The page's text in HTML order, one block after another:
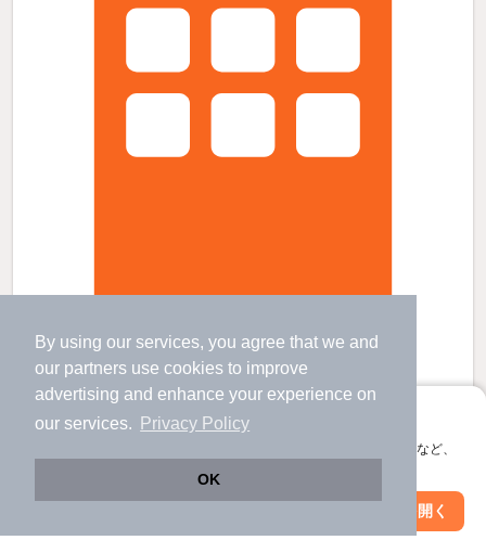
By using our services, you agree that we and
our partners use cookies to improve
advertising and enhance your experience on
our services.
Privacy Policy
OK
アプリに切り替えて、サクサクお部屋探し
会員登録なしですぐ使える。マップ検索やお気に入り保存など、
アプリを開く
すべての写真
呼続駅 歩2分 （名鉄本線）
妙音通駅 歩7 分 （名城線）
分 （桜通線）
ほか3駅（徒歩20分圏内）
愛知県名古屋市南区呼続1丁目
3.5
（管理費不要）
絞り込み条件を変更